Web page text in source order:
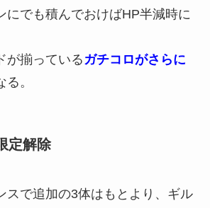
にでも積んでおけばHP半減時に
が揃っている ガチコロがさらに
。
定解除
スで追加の3体はもとより、ギル